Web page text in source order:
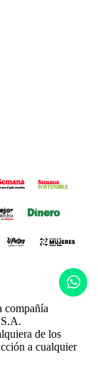
compañía
de los
a cualquier